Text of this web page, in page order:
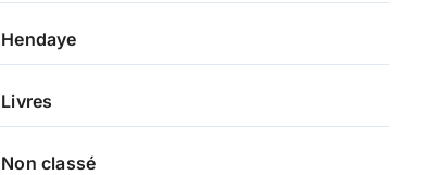
Hendaye
Livres
Non classé